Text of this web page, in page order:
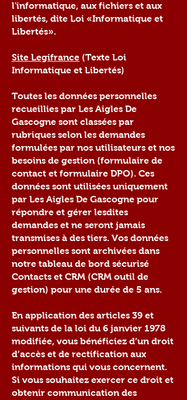
l'informatique, aux fichiers et aux
libertés, dite Loi «Informatique et
Libertés».
Site Legifrance (Texte Loi
Informatique et Libertés)
Toutes les données personnelles
recueillies par Les Aigles De
Gascogne sont classées par
rubriques selon les demandes
formulées par nos utilisateurs et nos
besoins de gestion (formulaire de
contact et formulaire DPO). Ces
données sont utilisées uniquement
par Les Aigles De Gascogne pour
répondre et gérer lesdites
demandes et ne seront jamais
transmises à des tiers. Vos données
personnelles sont archivées dans
notre tableau de bord sécurisé
Contacts et CRM (CRM outil de
gestion) pour une durée de 5 ans.
En application des articles 39 et
suivants de la loi du 6 janvier 1978
modifiée, vous bénéficiez d’un droit
d’accès et de rectification aux
informations qui vous concernent.
Si vous souhaitez exercer ce droit et
obtenir communication des